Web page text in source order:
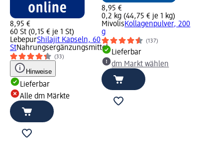
8,95 €
60 St (0,15 € je 1 St)
LebepurShilajit Kapseln, 60
StNahrungsergänzungsmittel
(33)
Hinweise
Lieferbar
Alle dm Märkte
8,95 €
0,2 kg (44,75 € je 1 kg)
MivolisKollagenpulver, 200
g
(137)
Lieferbar
dm Markt wählen